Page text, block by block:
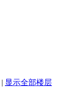
| 显示全部楼层